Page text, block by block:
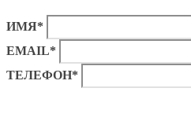
ИМЯ*
EMAIL*
ТЕЛЕФОН*